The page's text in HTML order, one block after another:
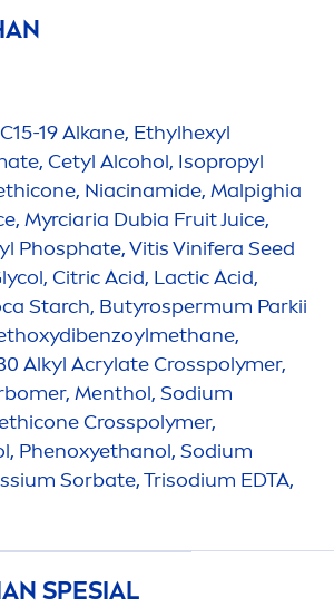
19 Alkane, Ethylhexyl
Cetyl Alcohol, Isopropyl
Niacinamide, Malpighia
Myrciaria Dubia Fruit Juice,
Phosphate, Vitis Vinifera Seed
Citric Acid, Lactic Acid,
Starch, Butyrospermum Parkii
Alkyl Acrylate Crosspolymer,
Menthol, Sodium
Crosspolymer,
Phenoxyethanol, Sodium
Sorbate, Trisodium EDTA,
SPESIAL